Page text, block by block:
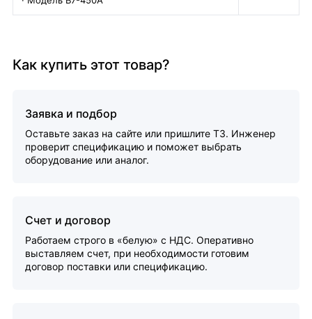
Как купить этот товар?
Заявка и подбор
Оставьте заказ на сайте или пришлите ТЗ. Инженер
проверит спецификацию и поможет выбрать
оборудование или аналог.
Счет и договор
Работаем строго в «белую» с НДС. Оперативно
выставляем счет, при необходимости готовим
договор поставки или спецификацию.